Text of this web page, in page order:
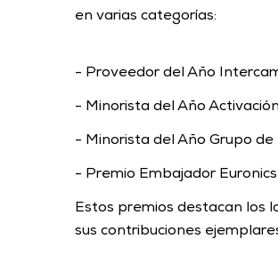
en varias categorías:
- Proveedor del Año
- Minorista del Año
- Minorista del Año Grupo
- Premio Embajador
Estos premios destacan los
sus contribuciones